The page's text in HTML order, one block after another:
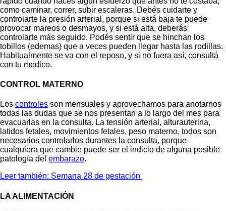
como caminar, correr, subir escaleras. Debés cuidarte y
controlarte la presión arterial, porque si está baja te puede
provocar mareos o desmayos, y si está alta, deberás
controlarte más seguido. Podés sentir que se hinchan los
tobillos (edemas) que a veces pueden llegar hasta las rodillas.
Habitualmente se va con el reposo, y si no fuera así, consultá
con tu medico.
CONTROL MATERNO
Los controles son mensuales y aprovechamos para anotarnos
todas las dudas que se nos presentan a lo largo del mes para
evacuarlas en la consulta. La tensión arterial, alturauterina,
latidos fetales, movimientos fetales, peso materno, todos son
necesarios controlarlos durantes la consulta, porque
cualquiera que cambie puede ser el indicio de alguna posible
patología del embarazo.
Leer también: Semana 28 de gestación
LA ALIMENTACIÓN